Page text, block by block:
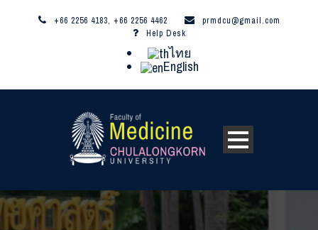
+66 2256 4183, +66 2256 4462
prmdcu@gmail.com
Help Desk
ไทย
English